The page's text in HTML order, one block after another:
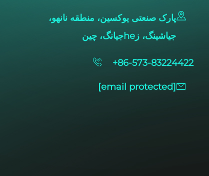
پارک صنعتی یوکسین، منطقه نانهو،
جیاشینگ، زheجیانگ، چین
+86-573-83224422
[email protected]